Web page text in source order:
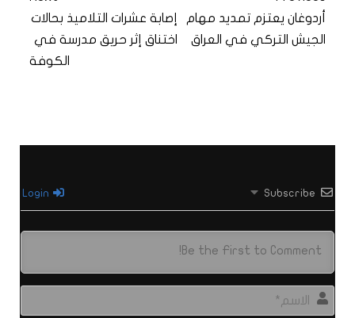
أردوغان يعتزم تمديد مهام
الجيش التركي في العراق
إصابة عشرات التلاميذ بحالات
اختناق إثر حريق مدرسة في
الكوفة
Subscribe